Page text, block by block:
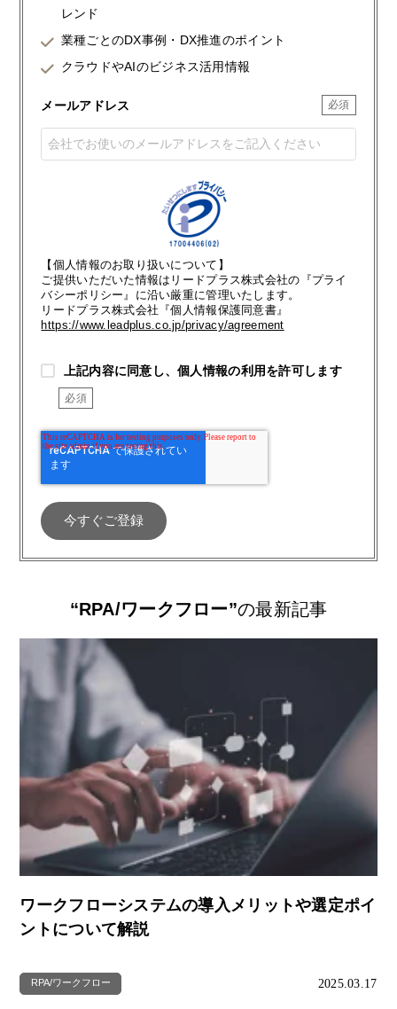
レンド
業種ごとのDX事例・DX推進のポイント
クラウドやAIのビジネス活用情報
メールアドレス
【個人情報のお取り扱いについて】
ご提供いただいた情報はリードプラス株式会社の『プライ
バシーポリシー』に沿い厳重に管理いたします。
リードプラス株式会社『個人情報保護同意書』
https://www.leadplus.co.jp/privacy/agreement
上記内容に同意し、個人情報の利用を許可します
“RPA/ワークフロー”の最新記事
ワークフローシステムの導入メリットや選定ポイ
ントについて解説
RPA/ワークフロー 2025.03.17